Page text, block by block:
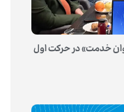
خدمت» در حرکت اول